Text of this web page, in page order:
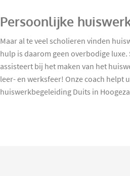
Persoonlijke
Maar al te veel scholieren vinden
hulp is daarom geen overbodige
assisteert bij het maken van het
leer- en werksfeer! Onze coach helpt
huiswerkbegeleiding Duits in